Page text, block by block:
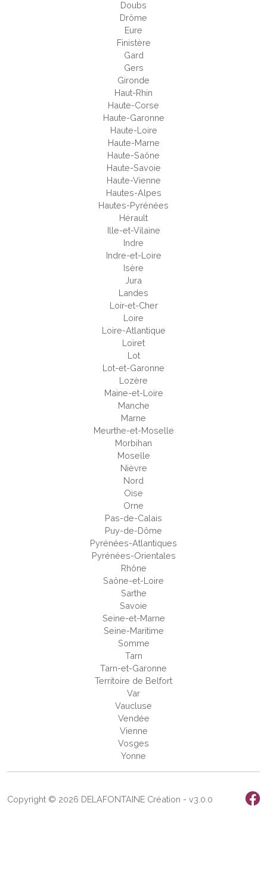
Doubs
Drôme
Eure
Finistère
Gard
Gers
Gironde
Haut-Rhin
Haute-Corse
Haute-Garonne
Haute-Loire
Haute-Marne
Haute-Saône
Haute-Savoie
Haute-Vienne
Hautes-Alpes
Hautes-Pyrénées
Hérault
Ille-et-Vilaine
Indre
Indre-et-Loire
Isère
Jura
Landes
Loir-et-Cher
Loire
Loire-Atlantique
Loiret
Lot
Lot-et-Garonne
Lozère
Maine-et-Loire
Manche
Marne
Meurthe-et-Moselle
Morbihan
Moselle
Nièvre
Nord
Oise
Orne
Pas-de-Calais
Puy-de-Dôme
Pyrénées-Atlantiques
Pyrénées-Orientales
Rhône
Saône-et-Loire
Sarthe
Savoie
Seine-et-Marne
Seine-Maritime
Somme
Tarn
Tarn-et-Garonne
Territoire de Belfort
Var
Vaucluse
Vendée
Vienne
Vosges
Yonne
Copyright © 2026 DELAFONTAINE Création - v3.0.0